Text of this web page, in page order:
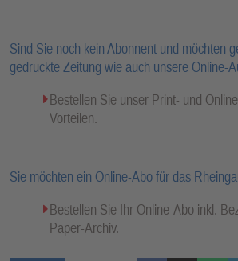
Sind Sie noch kein Abonnent und möchten
gedruckte Zeitung wie auch unsere Online-
Bestellen Sie unser Print- und
Vorteilen.
Sie möchten ein Online-Abo für das
Bestellen Sie Ihr Online-Abo inkl.
Paper-Archiv.